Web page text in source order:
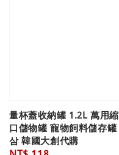
量杯蓋收納罐 1.2L 萬用縮
口儲物罐 寵物飼料儲存罐
삼 韓國大創代購